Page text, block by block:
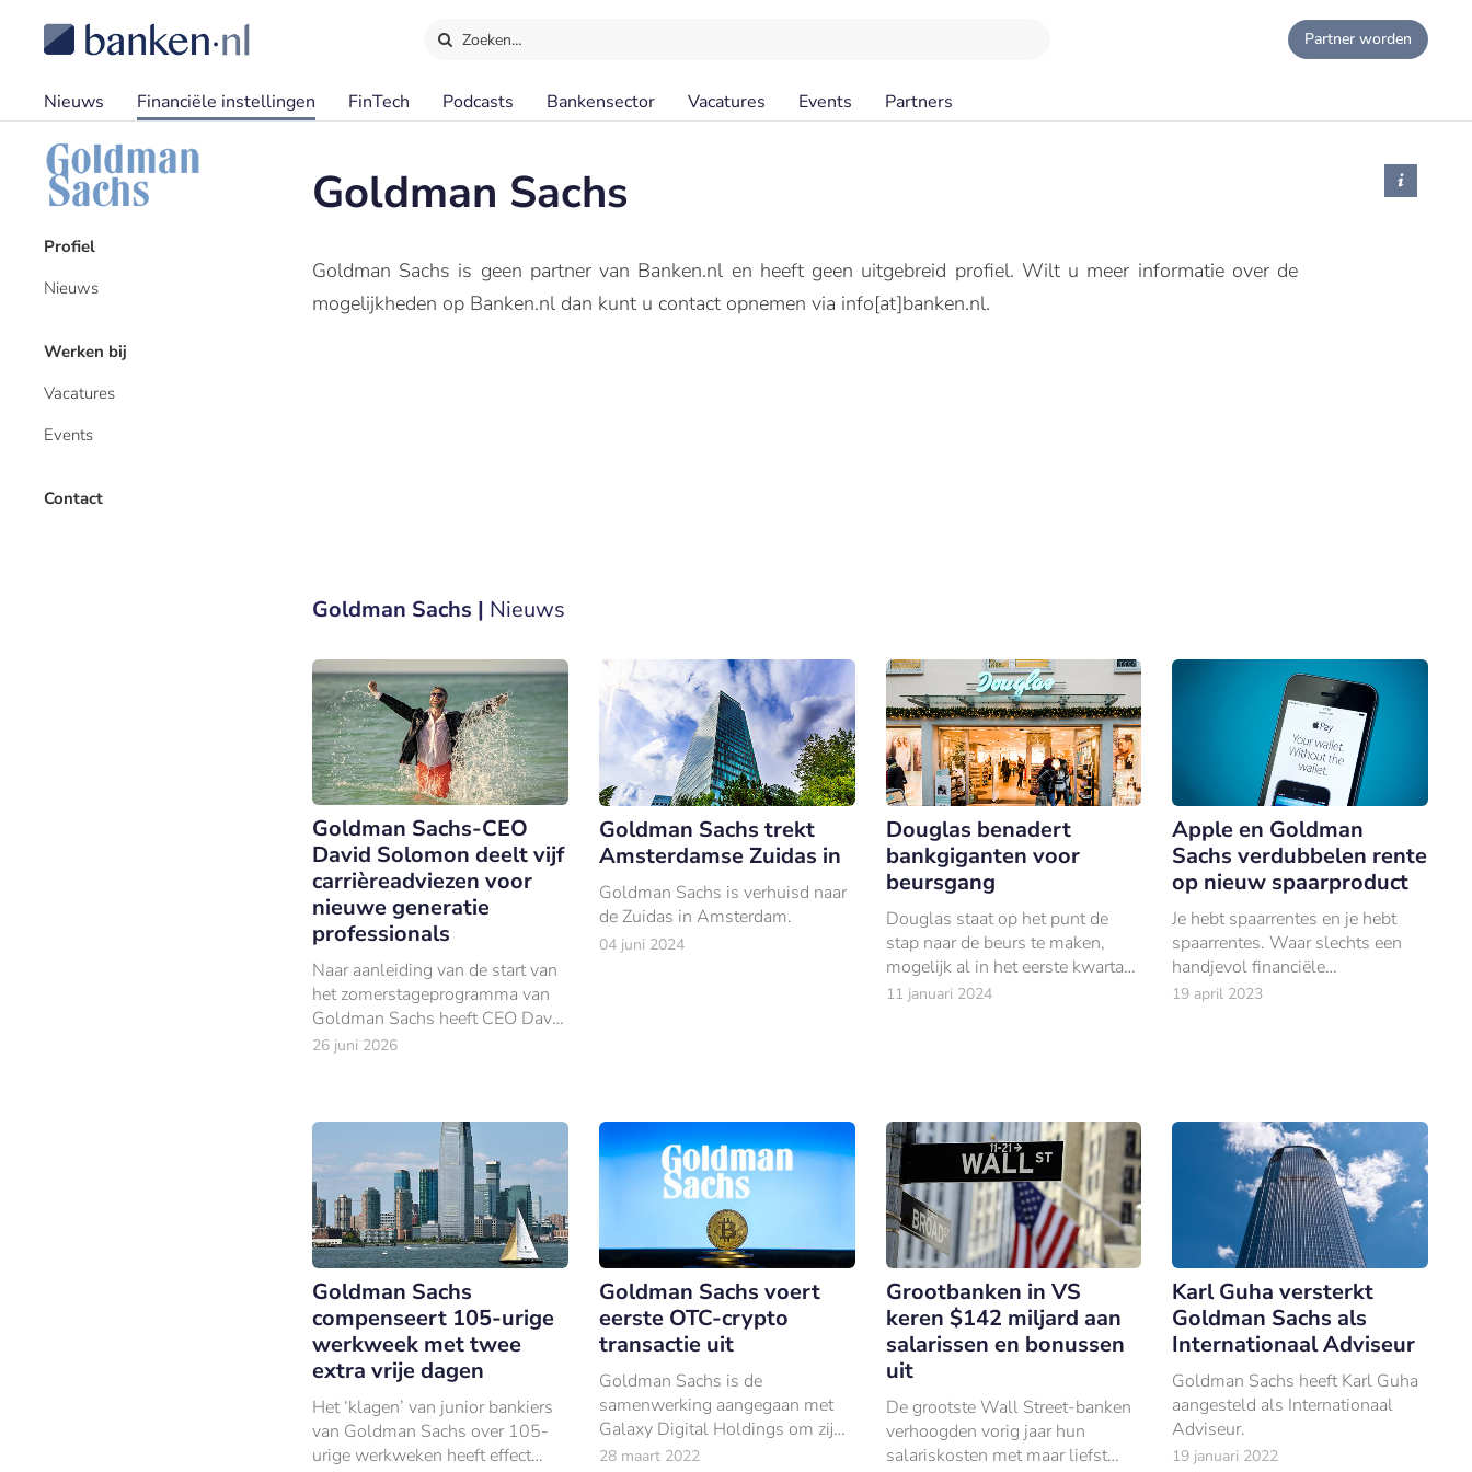
Zoeken… Partner worden
Nieuws Financiële instellingen FinTech Podcasts Bankensector Vacatures Events Partners
Profiel
Nieuws
Werken bij
Vacatures
Events
Contact
Goldman Sachs
Goldman Sachs is geen partner van Banken.nl en heeft geen uitgebreid profiel. Wilt u meer informatie over de
mogelijkheden op Banken.nl dan kunt u contact opnemen via info[at]banken.nl.
Goldman Sachs | Nieuws
Goldman Sachs-CEO
David Solomon deelt vijf
carrièreadviezen voor
nieuwe generatie
professionals
Naar aanleiding van de start van
het zomerstageprogramma van
Goldman Sachs heeft CEO David
Solomon zijn jaarlijkse
gepubliceerd.
26 juni 2026
Goldman Sachs trekt
Amsterdamse Zuidas in
Goldman Sachs is verhuisd naar
de Zuidas in Amsterdam.
04 juni 2024
Douglas benadert
bankgiganten voor
beursgang
Douglas staat op het punt de
stap naar de beurs te maken,
mogelijk al in het eerste kwartaal
van dit jaar. Bronnen laten weten
11 januari 2024
Apple en Goldman
Sachs verdubbelen rente
op nieuw spaarproduct
Je hebt spaarrentes en je hebt
spaarrentes. Waar slechts een
handjevol financiële
dienstverleners in Europa een
19 april 2023
Goldman Sachs
compenseert 105-urige
werkweek met twee
extra vrije dagen
Het ‘klagen’ van junior bankiers
van Goldman Sachs over 105-
urige werkweken heeft effect
Goldman Sachs voert
eerste OTC-crypto
transactie uit
Goldman Sachs is de
samenwerking aangegaan met
Galaxy Digital Holdings om zijn
eerste ‘over-the-counter’ crypto
28 maart 2022
Grootbanken in VS
keren $142 miljard aan
salarissen en bonussen
uit
De grootste Wall Street-banken
verhoogden vorig jaar hun
salariskosten met maar liefst
Karl Guha versterkt
Goldman Sachs als
Internationaal Adviseur
Goldman Sachs heeft Karl Guha
aangesteld als Internationaal
Adviseur.
19 januari 2022